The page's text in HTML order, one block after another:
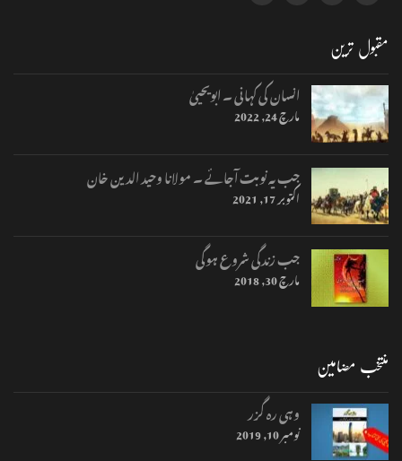
مقبول ترین
انسان کی کہانی ۔ ابویحییٰ
مارچ 24, 2022
جب یہ نوبت آجائے ۔ مولانا وحید الدین خان
اکتوبر 17, 2021
جب زندگی شروع ہوگی
مارچ 30, 2018
منتخب مضامین
وہی رہ گزر
نومبر 10, 2019